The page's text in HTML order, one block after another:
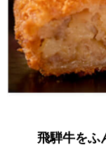
飛騨牛をふ